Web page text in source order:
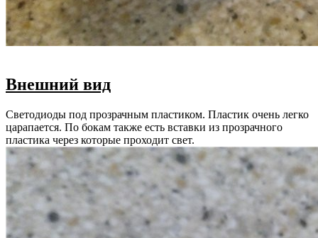
Внешний вид
Светодиоды под прозрачным пластиком. Пластик очень легко
царапается. По бокам также есть вставки из прозрачного
пластика через которые проходит свет.